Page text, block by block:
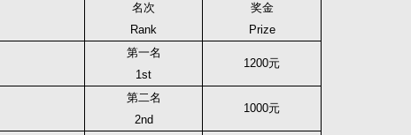
名次
Rank
奖金
Prize
第一名
1st
1200元
第二名
2nd
1000元